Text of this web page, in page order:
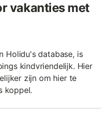
vakanties met
Holidu's database, is
kindvriendelijk. Hier
zijn om hier te
koppel.